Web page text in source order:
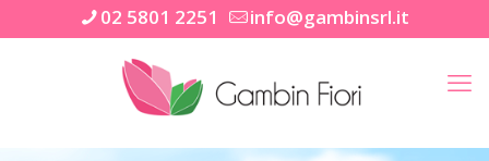
02 5801 2251 info@gambinsrl.it